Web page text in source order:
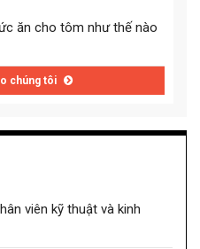
ăn cho tôm như thế nào
chúng tôi
viên kỹ thuật và kinh